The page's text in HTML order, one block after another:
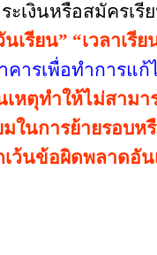
เงินหรือสมัครเรี
เรียน” “เวลาเรี
ารเพื่อทำการแก้
หตุทำให้ไม่สามา
ในการย้ายรอบห
เว้นข้อผิดพลาดอั